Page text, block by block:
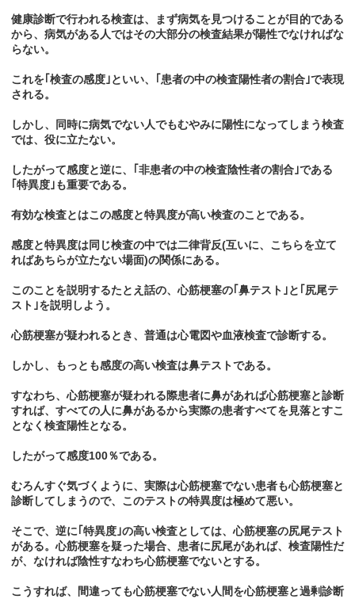
健康診断で行われる検査は、まず病気を見つけることが目的である
から、病気がある人ではその大部分の検査結果が陽性でなければな
らない。
これを｢検査の感度｣といい、｢患者の中の検査陽性者の割合｣で表現
される。
しかし、同時に病気でない人でもむやみに陽性になってしまう検査
では、役に立たない。
したがって感度と逆に、｢非患者の中の検査陰性者の割合｣である
｢特異度｣も重要である。
有効な検査とはこの感度と特異度が高い検査のことである。
感度と特異度は同じ検査の中では二律背反(互いに、こちらを立て
ればあちらが立たない場面)の関係にある。
このことを説明するたとえ話の、心筋梗塞の｢鼻テスト｣と｢尻尾テ
スト｣を説明しよう。
心筋梗塞が疑われるとき、普通は心電図や血液検査で診断する。
しかし、もっとも感度の高い検査は鼻テストである。
すなわち、心筋梗塞が疑われる際患者に鼻があれば心筋梗塞と診断
すれば、すべての人に鼻があるから実際の患者すべてを見落とすこ
となく検査陽性となる。
したがって感度100％である。
むろんすぐ気づくように、実際は心筋梗塞でない患者も心筋梗塞と
診断してしまうので、このテストの特異度は極めて悪い。
そこで、逆に｢特異度｣の高い検査としては、心筋梗塞の尻尾テスト
がある。心筋梗塞を疑った場合、患者に尻尾があれば、検査陽性だ
が、なければ陰性すなわち心筋梗塞でないとする。
こうすれば、間違っても心筋梗塞でない人間を心筋梗塞と過剰診断